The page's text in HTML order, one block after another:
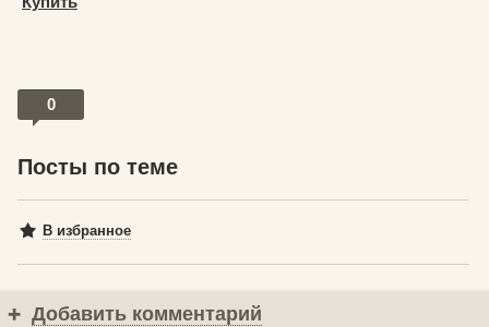
0
Посты по теме
В избранное
Добавить комментарий